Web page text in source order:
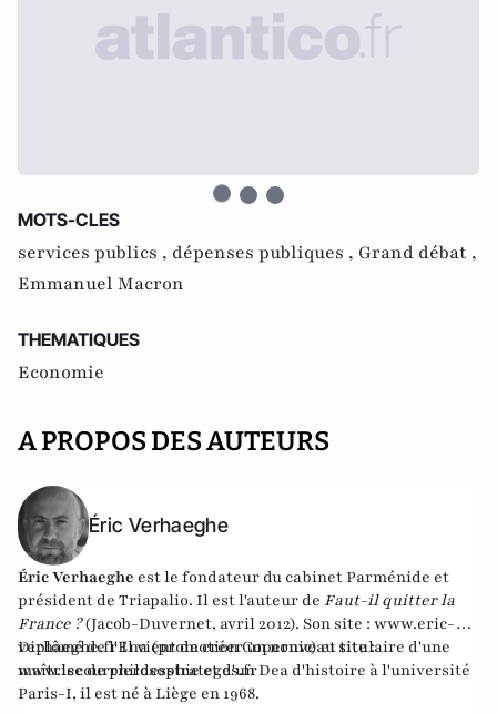
MOTS-CLES
services publics , dépenses publiques , Grand débat ,
Emmanuel Macron
THEMATIQUES
Economie
A PROPOS DES AUTEURS
Éric Verhaeghe
Éric Verhaeghe est le fondateur du cabinet Parménide et
président de Triapalio. Il est l'auteur de Faut-il quitter la
France ?(Jacob-Duvernet, avril 2012). Son site : www.eric-
verhaeghe.frIl vient de créer un nouveau site :
www.lecourrierdesstrateges.fr
Diplômé de l'Ena (promotion Copernic) et titulaire d'une
maîtrise de philosophie et d'un Dea d'histoire à l'université
Paris-I, il est né à Liège en 1968.